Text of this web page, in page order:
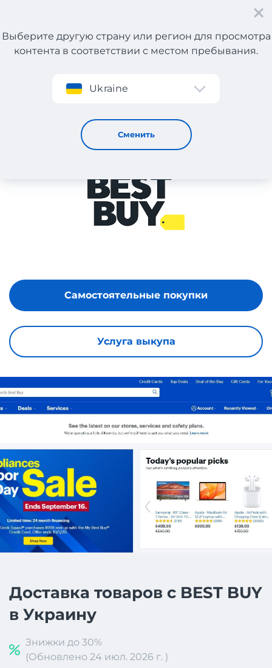
Регистрация
Выберите другую страну или регион для просмотра
контента в соответствии с местом пребывания.
Ukraine
Сменить
BEST BUY
Услуга выкупа
Самостоятельные покупки
Доставка товаров с BEST BUY
в Украину
Знижки до 30%
(Обновлено 24 июл. 2026 г. )